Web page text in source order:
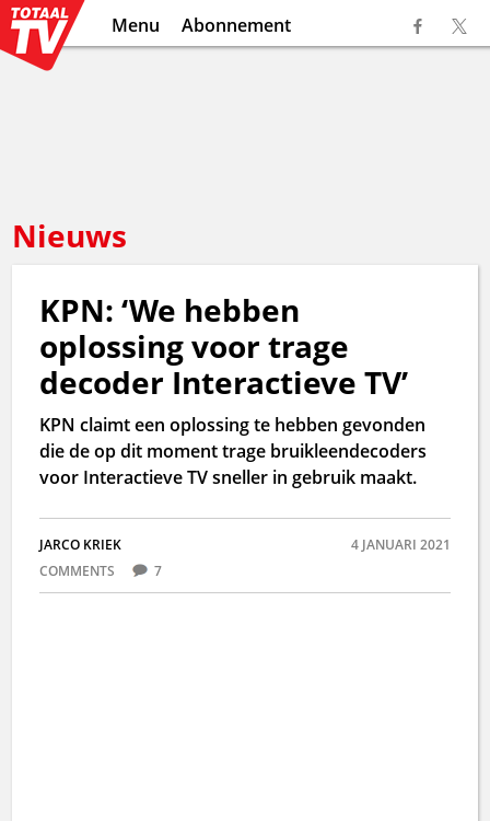
Menu Abonnement
Nieuws
KPN: ‘We hebben
oplossing voor trage
decoder Interactieve TV’
KPN claimt een oplossing te hebben gevonden
die de op dit moment trage bruikleendecoders
voor Interactieve TV sneller in gebruik maakt.
JARCO KRIEK
4 JANUARI 2021
COMMENTS
7